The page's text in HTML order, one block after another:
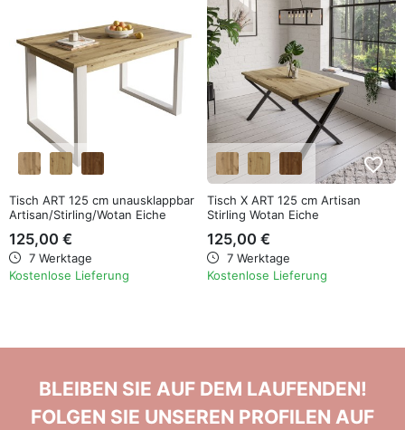
Tisch ART 125 cm unausklappbar
Artisan/Stirling/Wotan Eiche
125,00 €
7 Werktage
Kostenlose Lieferung
favorite_border
Tisch X ART 125 cm Artisan
Stirling Wotan Eiche
125,00 €
7 Werktage
Kostenlose Lieferung
BLEIBEN SIE AUF DEM LAUFENDEN!
FOLGEN SIE UNSEREN PROFILEN AUF